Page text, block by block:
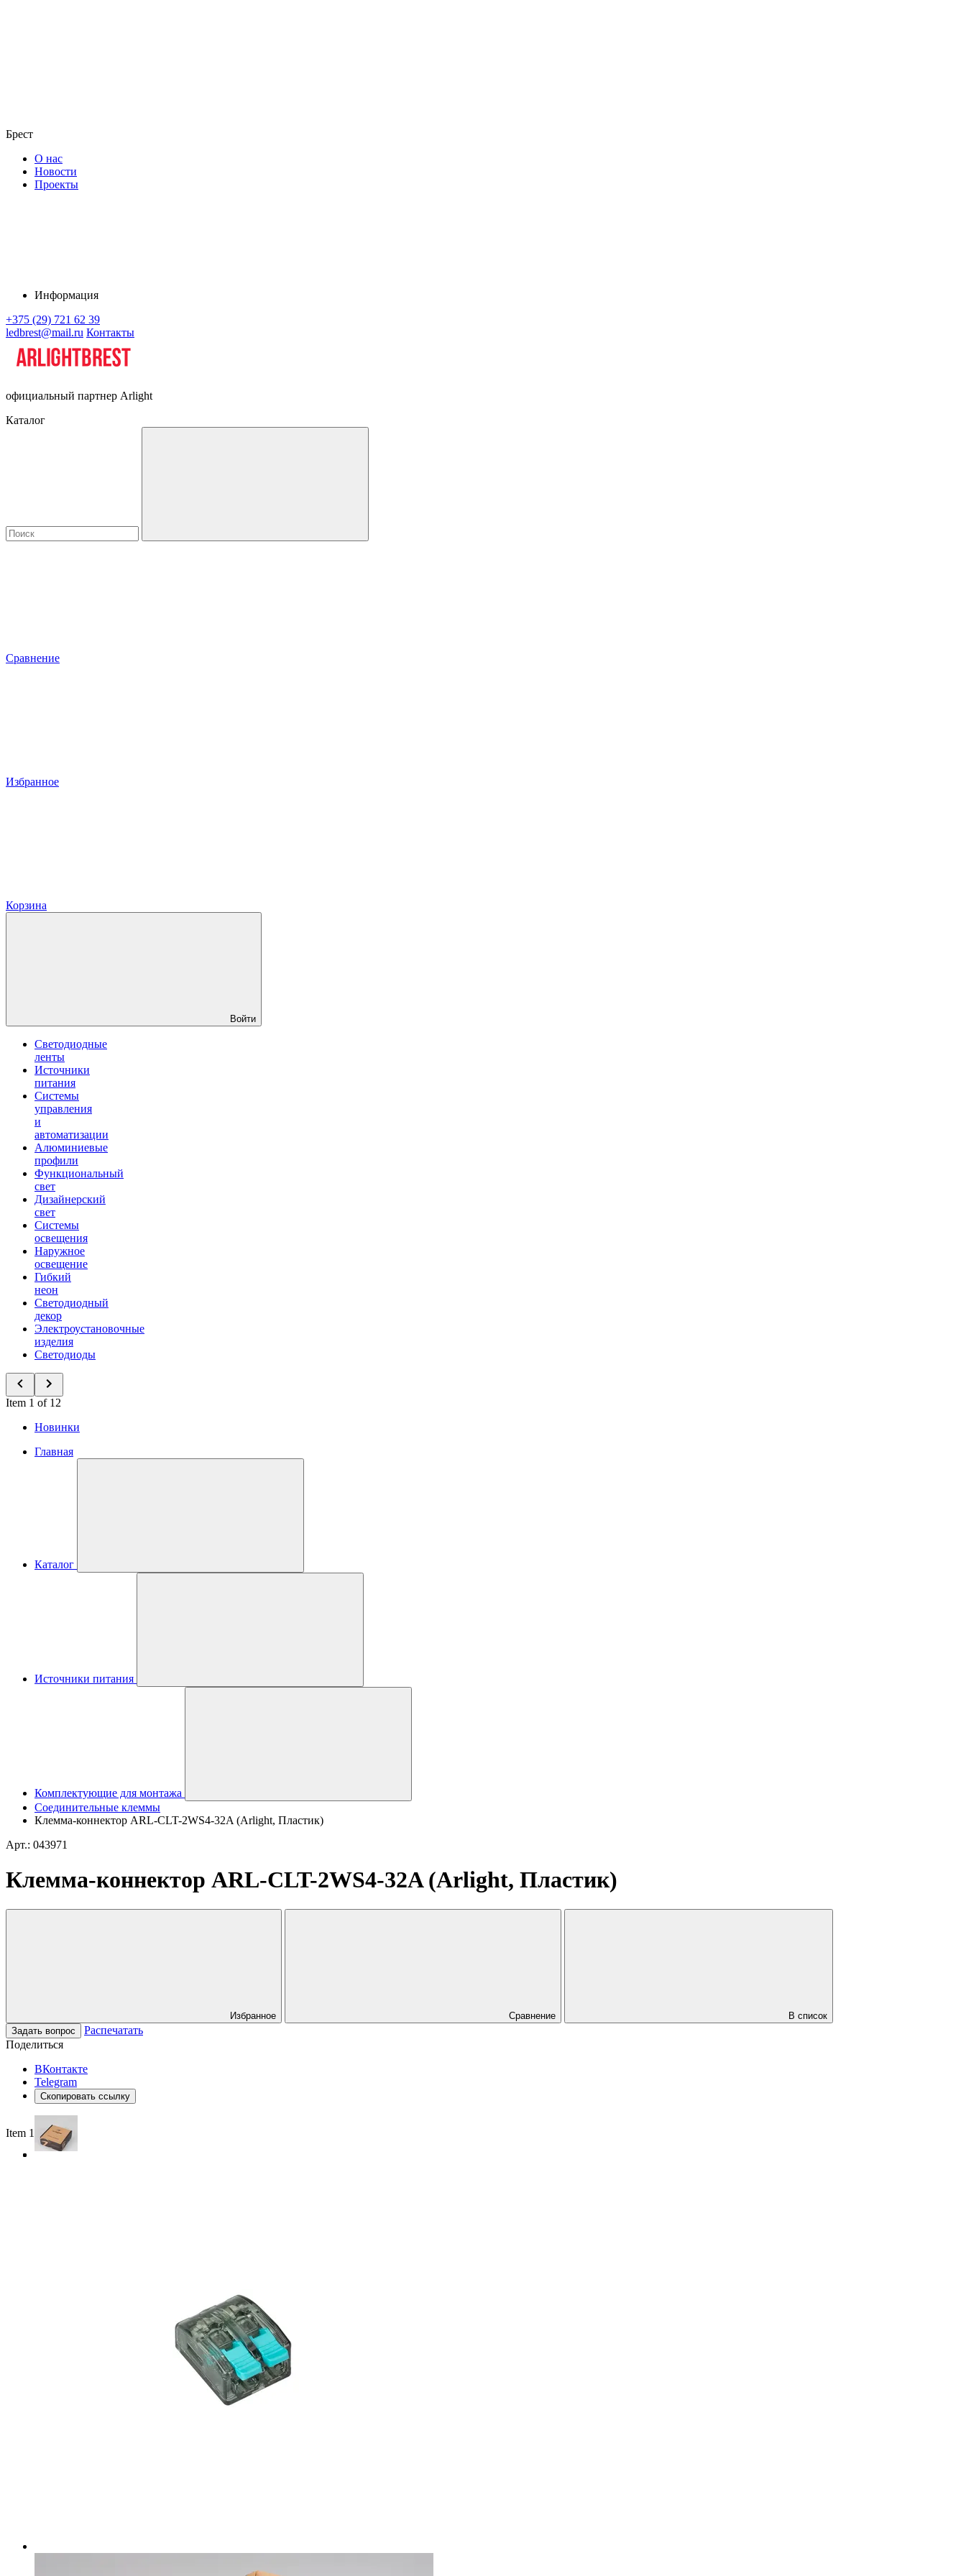
Брест
О нас
Новости
Проекты
Информация
+375 (29) 721 62 39
ledbrest@mail.ru Контакты
официальный партнер Arlight
Каталог
Сравнение
Избранное
Корзина
Войти
Светодиодные
ленты
Источники
питания
Системы
управления
и
автоматизации
Алюминиевые
профили
Функциональный
свет
Дизайнерский
свет
Системы
освещения
Наружное
освещение
Гибкий
неон
Светодиодный
декор
Электроустановочные
изделия
Светодиоды
Item 1 of 12
Новинки
Главная
Каталог
Источники питания
Комплектующие для монтажа
Соединительные клеммы
Клемма-коннектор ARL-CLT-2WS4-32A (Arlight, Пластик)
Арт.: 043971
Клемма-коннектор ARL-CLT-2WS4-32A (Arlight, Пластик)
Избранное Сравнение
В список
Задать вопрос
Распечатать
Поделиться
ВКонтакте
Telegram
Скопировать ссылку
Item 1 of 3